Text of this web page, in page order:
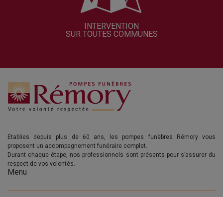
INTERVENTION
SUR TOUTES COMMUNES
Etablies depuis plus de 60 ans, les pompes funèbres Rémory vous
proposent un accompagnement funéraire complet.
Durant chaque étape, nos professionnels sont présents pour s’assurer du
respect de vos volontés.
Menu